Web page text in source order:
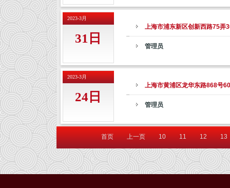
2023-3月
31日
上海市浦东新区创新西路75弄
管理员
2023-3月
24日
上海市黄浦区龙华东路868号
管理员
首页 上一页 10 11 12 13